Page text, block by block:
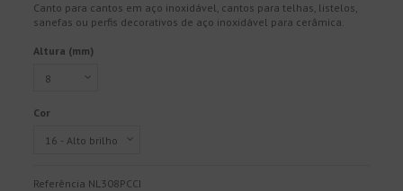
Canto para cantos em aço inoxidável, cantos para telhas, listelos,
sanefas ou perfis decorativos de aço inoxidável para cerâmica.
Altura (mm)
Cor
Referência NL308PCCI